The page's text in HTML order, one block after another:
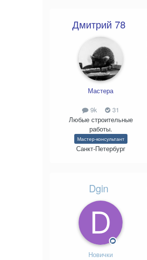
Дмитрий 78
Мастера
9k
31
Любые строительные
работы.
Мастер-консультант
Санкт-Петербург
Dgin
Новички